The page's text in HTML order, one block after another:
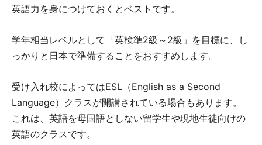
英語力を身につけておくとベストです。
学年相当レベルとして「英検準2級～2級」を目標に、し
っかりと日本で準備することをおすすめします。
受け入れ校によってはESL（English as a Second
Language）クラスが開講されている場合もあります。
これは、英語を母国語としない留学生や現地生徒向けの
英語のクラスです。